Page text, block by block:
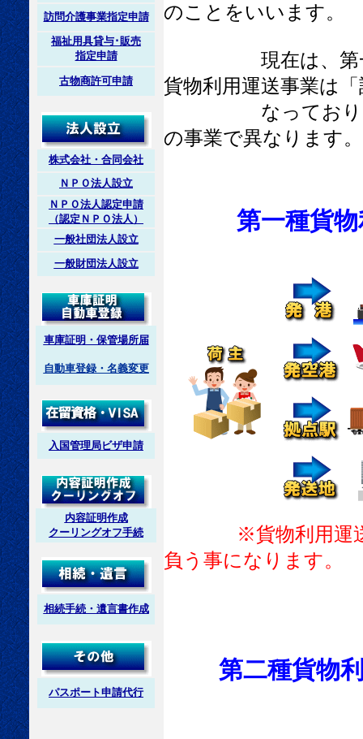
訪問介護事業指定申請
福祉用具貸与･販売
指定申請
古物商許可申請
株式会社・合同会社
ＮＰＯ法人設立
ＮＰＯ法人認定申請
（認定ＮＰＯ法人）
一般社団法人設立
一般財団法人設立
車庫証明・保管場所届
自動車登録・名義変更
入国管理局ビザ申請
内容証明作成
クーリングオフ手続
相続手続・遺言書作成
パスポート申請代行
のことをいいます。
現在は、第一種
貨物利用運送事業は
なっており、審
の事業で異なります。
第一種貨
※貨物利用運
負う事になります。
第二種貨物